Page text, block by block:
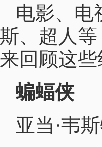
电影、电
斯、超人
来回顾这
蝙蝠侠
亚当·韦